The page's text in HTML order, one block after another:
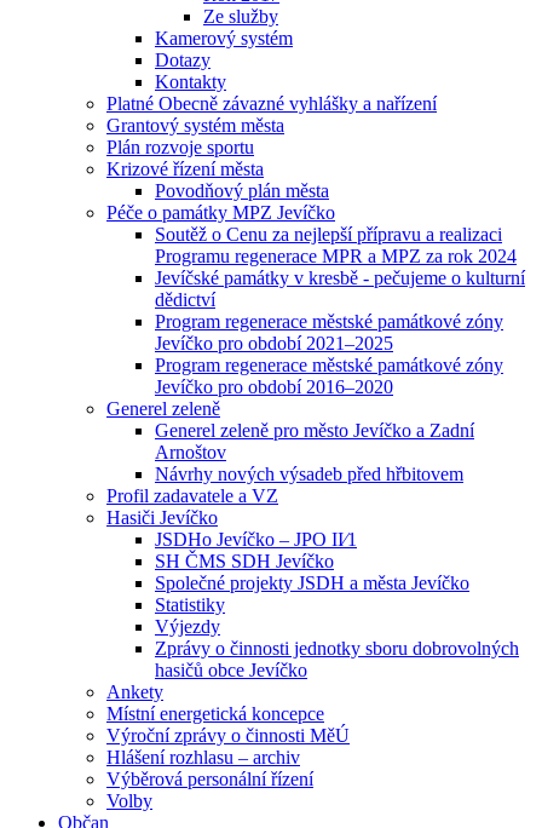
Ze služby
Kamerový systém
Dotazy
Kontakty
Platné Obecně závazné vyhlášky a nařízení
Grantový systém města
Plán rozvoje sportu
Krizové řízení města
Povodňový plán města
Péče o památky MPZ Jevíčko
Soutěž o Cenu za nejlepší přípravu a realizaci
Programu regenerace MPR a MPZ za rok 2024
Jevíčské památky v kresbě - pečujeme o kulturní
dědictví
Program regenerace městské památkové zóny
Jevíčko pro období 2021–2025
Program regenerace městské památkové zóny
Jevíčko pro období 2016–2020
Generel zeleně
Generel zeleně pro město Jevíčko a Zadní
Arnoštov
Návrhy nových výsadeb před hřbitovem
Profil zadavatele a VZ
Hasiči Jevíčko
JSDHo Jevíčko – JPO II⁄1
SH ČMS SDH Jevíčko
Společné projekty JSDH a města Jevíčko
Statistiky
Výjezdy
Zprávy o činnosti jednotky sboru dobrovolných
hasičů obce Jevíčko
Ankety
Místní energetická koncepce
Výroční zprávy o činnosti MěÚ
Hlášení rozhlasu – archiv
Výběrová personální řízení
Volby
Občan